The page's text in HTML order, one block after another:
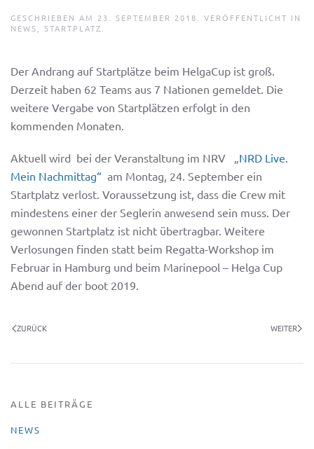
GESCHRIEBEN AM 23. SEPTEMBER 2018
. VERÖFFENTLICHT IN
NEWS
STARTPLATZ
Der Andrang auf Startplätze beim HelgaCup ist groß.
Derzeit haben 62 Teams aus 7 Nationen gemeldet. Die
weitere Vergabe von Startplätzen erfolgt in den
kommenden Monaten.
Aktuell wird bei der Veranstaltung im NRV „NRD Live.
Mein Nachmittag“ am Montag, 24. September ein
Startplatz verlost. Voraussetzung ist, dass die Crew mit
mindestens einer der Seglerin anwesend sein muss. Der
gewonnen Startplatz ist nicht übertragbar. Weitere
Verlosungen finden statt beim Regatta-Workshop im
Februar in Hamburg und beim Marinepool – Helga Cup
Abend auf der boot 2019.
ZURÜCK WEITER
ALLE BEITRÄGE
NEWS